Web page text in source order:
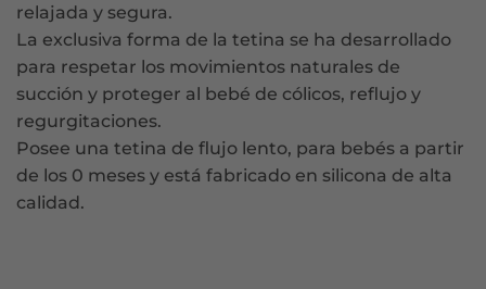
relajada y segura.
La exclusiva forma de la tetina se ha desarrollado
para respetar los movimientos naturales de
succión y proteger al bebé de cólicos, reflujo y
regurgitaciones.
Posee una tetina de flujo lento, para bebés a partir
de los 0 meses y está fabricado en silicona de alta
calidad.